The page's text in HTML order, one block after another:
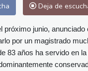
Deja de
próximo junio,
por un magistrado
83 años ha servido en